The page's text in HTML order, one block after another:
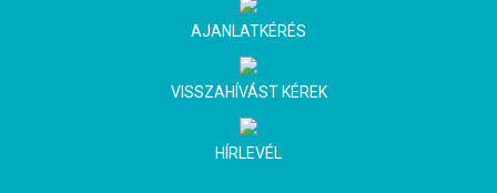
AJANLATKÉRÉS
VISSZAHÍVÁST KÉREK
HÍRLEVÉL